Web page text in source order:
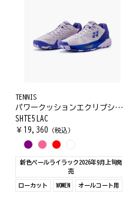
TENNIS
パワークッションエクリプション5ウィメンAC
SHTE5LAC
￥ 19,360 （税込）
新色ペールライラック2026年9月上旬発
売
ローカット WOMEN オールコート用